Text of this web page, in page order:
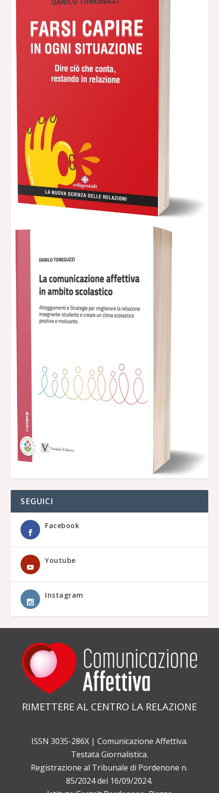
SEGUICI
Facebook
Youtube
Instagram
RIMETTERE AL CENTRO LA RELAZIONE
ISSN 3035-286X | Comunicazione Affettiva.
Testata Giornalistica.
Registrazione al Tribunale di Pordenone n.
85/2024 del 16/09/2024.